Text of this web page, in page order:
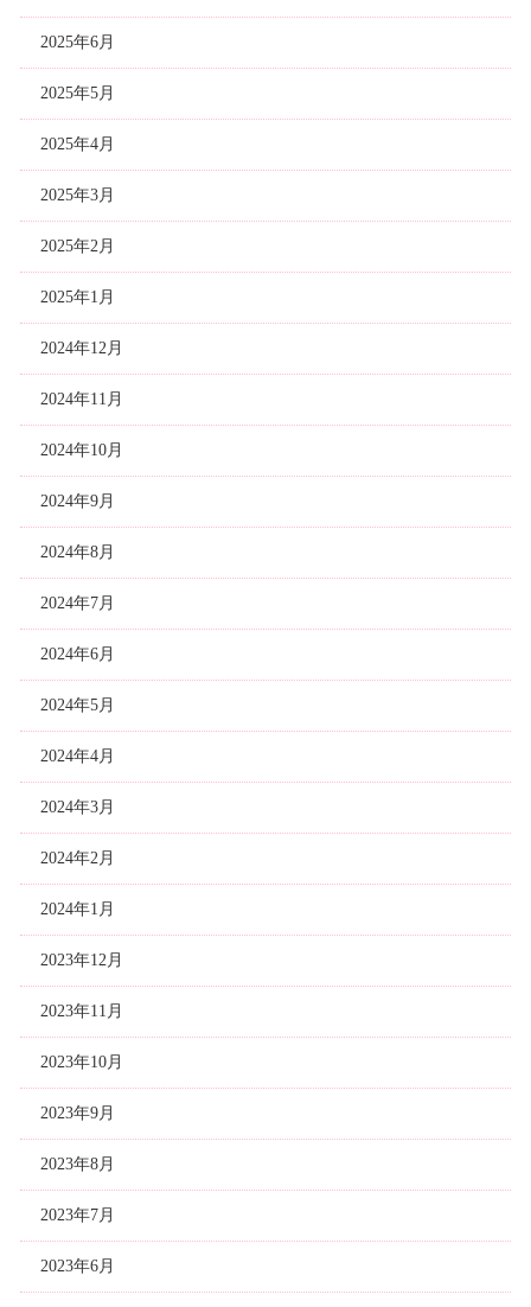
2025年6月
2025年5月
2025年4月
2025年3月
2025年2月
2025年1月
2024年12月
2024年11月
2024年10月
2024年9月
2024年8月
2024年7月
2024年6月
2024年5月
2024年4月
2024年3月
2024年2月
2024年1月
2023年12月
2023年11月
2023年10月
2023年9月
2023年8月
2023年7月
2023年6月